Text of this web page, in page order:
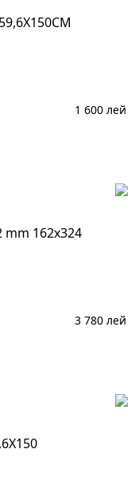
1 600 лей
3 780 лей